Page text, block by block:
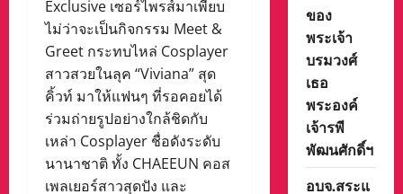
Exclusive เซอร์ไพรส์มาเพียบ
ไม่ว่าจะเป็นกิจกรรม Meet &
Greet กระทบไหล่ Cosplayer
สาวสวยในลุค “Viviana” สุด
คิ้วท์ มาให้แฟนๆ ที่รอคอยได้
ร่วมถ่ายรูปอย่างใกล้ชิดกับ
เหล่า Cosplayer ชื่อดังระดับ
นานาชาติ ทั้ง CHAEEUN คอส
เพลเยอร์สาวสุดปัง และ
ของ
พระเจ้า
บรมวงศ์
เธอ
พระองค์
เจ้ารพี
พัฒนศักดิ์ฯ
อบจ.สระแ